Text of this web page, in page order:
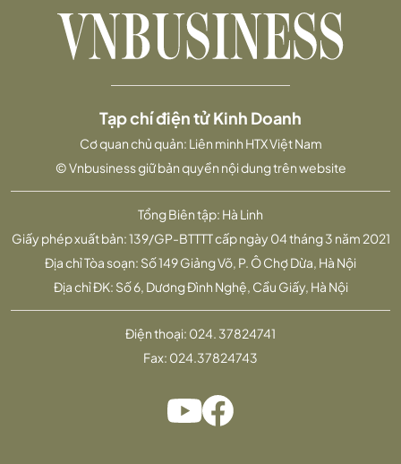
Tổng Biên tập: Hà Linh
Giấy phép xuất bản: 139/GP-BTTTT cấp ngày 04 tháng 3 năm 2021
Địa chỉ Tòa soạn: Số 149 Giảng Võ, P. Ô Chợ Dừa, Hà Nội
Địa chỉ ĐK: Số 6, Dương Đình Nghệ, Cầu Giấy, Hà Nội
Tạp chí điện tử Kinh Doanh
Cơ quan chủ quản: Liên minh HTX Việt Nam
© Vnbusiness giữ bản quyền nội dung trên website
Điện thoại: 024. 37824741
Fax: 024.37824743